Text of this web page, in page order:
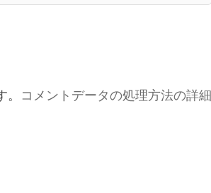
コメントデータの処理方法の詳細